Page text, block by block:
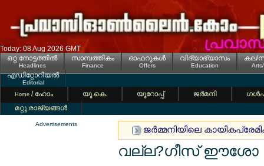
Today: 08 Aug 2026 GMT
ഒറ്റ നോട്ടത്തില്‍
Headlines
സാമ്പത്തികം
Finance
ഓഫറുകള്‍
Offers
വിദ്യാഭ്യാസം
Education
കല/
എഡിറ്റോറിയല്‍
Editorial
Home / ഹോം യൂ.കെ. യൂറോപ്പ് ജര്‍മനി
മറ്റു രാജ്യങ്ങള്‍
Advertisements
ജര്‍മ്മനിയിലെ
വല്ല?ഗീസ് ഈശോ